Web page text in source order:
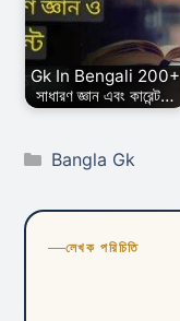
Gk In Bengali 200+
সাধারণ জ্ঞান এবং কারেন্ট…
Categories
Bangla Gk
লেখক পরিচিতি